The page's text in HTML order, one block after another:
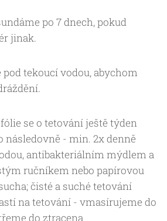
po 7 dnech, pokud
jinak.
pod tekoucí vodou, abychom
se o tetování ještě týden
následovně - min. 2x denně
antibakteriálním mýdlem a
ručníkem nebo papírovou
čisté a suché tetování
na tetování - vmasírujeme do
do ztracena